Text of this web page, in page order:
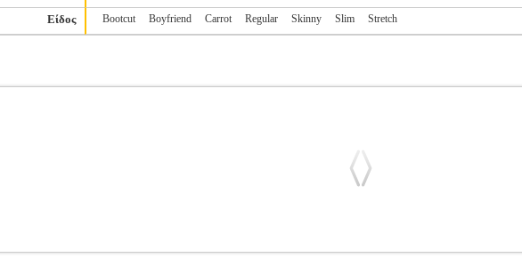
Είδος Bootcut Boyfriend Carrot Regular Skinny Slim Stretch